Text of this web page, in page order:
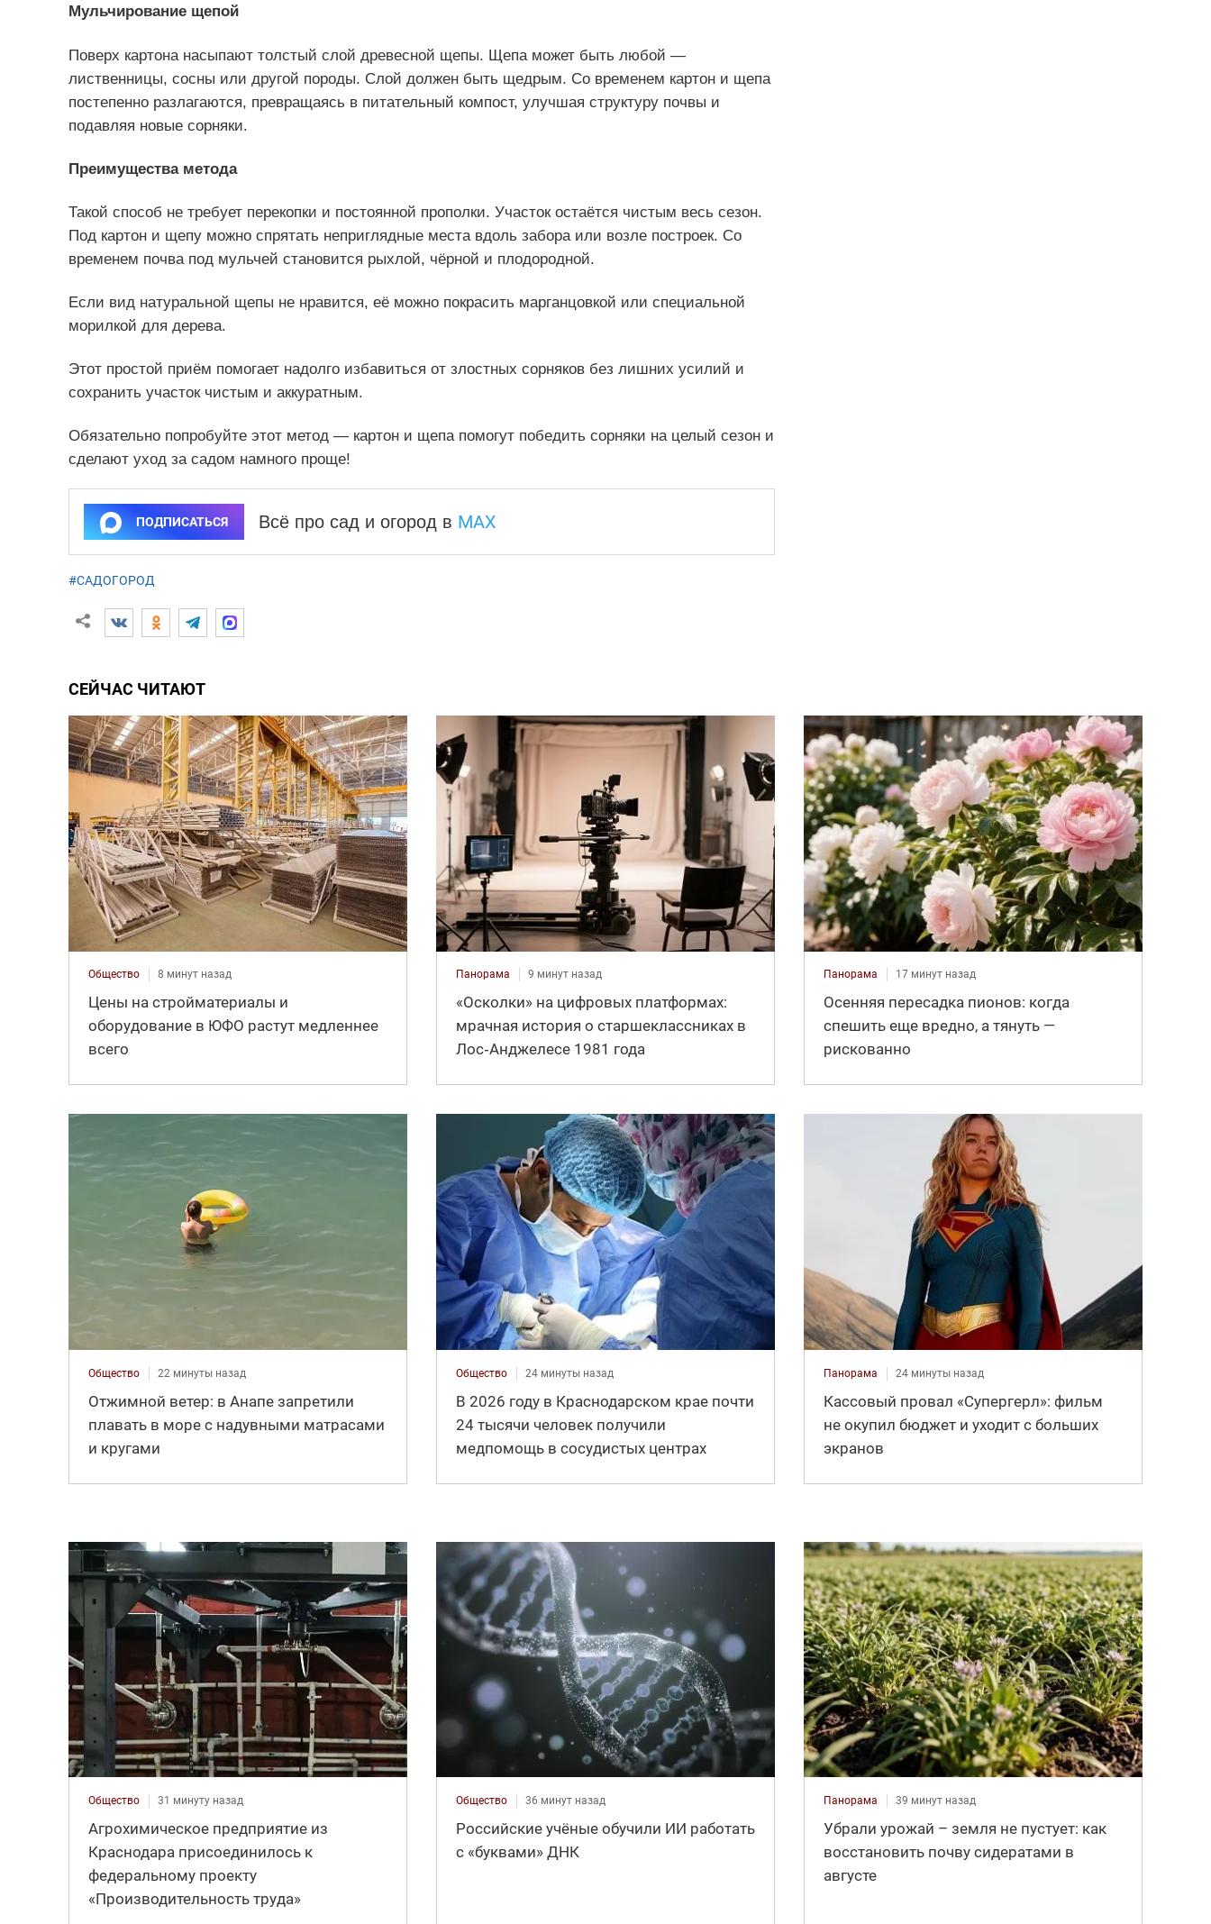
Мульчирование щепой
Поверх картона насыпают толстый слой древесной щепы. Щепа может быть любой —
лиственницы, сосны или другой породы. Слой должен быть щедрым. Со временем картон и щепа
постепенно разлагаются, превращаясь в питательный компост, улучшая структуру почвы и
подавляя новые сорняки.
Преимущества метода
Такой способ не требует перекопки и постоянной прополки. Участок остаётся чистым весь сезон.
Под картон и щепу можно спрятать неприглядные места вдоль забора или возле построек. Со
временем почва под мульчей становится рыхлой, чёрной и плодородной.
Если вид натуральной щепы не нравится, её можно покрасить марганцовкой или специальной
морилкой для дерева.
Этот простой приём помогает надолго избавиться от злостных сорняков без лишних усилий и
сохранить участок чистым и аккуратным.
Обязательно попробуйте этот метод — картон и щепа помогут победить сорняки на целый сезон и
сделают уход за садом намного проще!
ПОДПИСАТЬСЯ Всё про сад и огород в MAX
#САДОГОРОД
СЕЙЧАС ЧИТАЮТ
Общество 8 минут назад
Цены на стройматериалы и
оборудование в ЮФО растут медленнее
всего
Панорама 9 минут назад
«Осколки» на цифровых платформах:
мрачная история о старшеклассниках в
Лос‑Анджелесе 1981 года
Панорама 17 минут назад
Осенняя пересадка пионов: когда
спешить еще вредно, а тянуть —
рискованно
Общество 22 минуты назад
Отжимной ветер: в Анапе запретили
плавать в море с надувными матрасами
и кругами
Общество 24 минуты назад
В 2026 году в Краснодарском крае почти
24 тысячи человек получили
медпомощь в сосудистых центрах
Панорама 24 минуты назад
Кассовый провал «Супергерл»: фильм
не окупил бюджет и уходит с больших
экранов
Общество 31 минуту назад
Агрохимическое предприятие из
Краснодара присоединилось к
федеральному проекту
«Производительность труда»
Общество 36 минут назад
Российские учёные обучили ИИ работать
с «буквами» ДНК
Панорама 39 минут назад
Убрали урожай – земля не пустует: как
восстановить почву сидератами в
августе